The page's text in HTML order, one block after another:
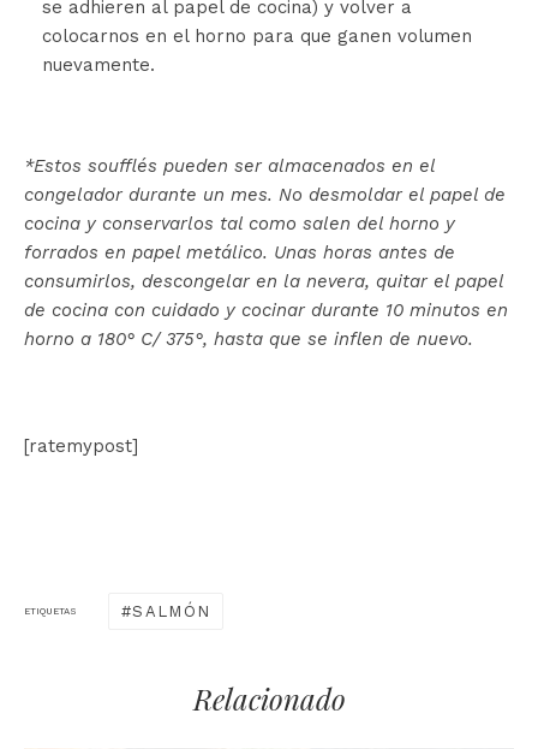
se adhieren al papel de cocina) y volver a
colocarnos en el horno para que ganen volumen
nuevamente.
*Estos soufflés pueden ser almacenados en el
congelador durante un mes. No desmoldar el papel de
cocina y conservarlos tal como salen del horno y
forrados en papel metálico. Unas horas antes de
consumirlos, descongelar en la nevera, quitar el papel
de cocina con cuidado y cocinar durante 10 minutos en
horno a 180° C/ 375°, hasta que se inflen de nuevo.
[ratemypost]
ETIQUETAS SALMÓN
Relacionado